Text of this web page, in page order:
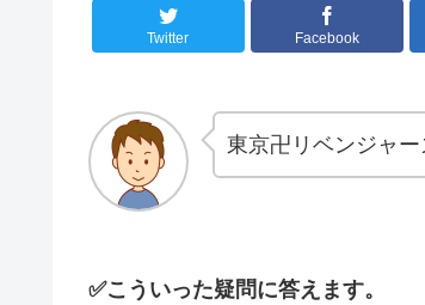
Twitter Facebook
東京卍リベンジャ
✅こういった疑問に答えます。